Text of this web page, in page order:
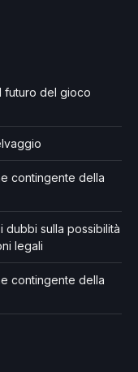
futuro del gioco
contingente della
dubbi sulla possibilità
legali
contingente della